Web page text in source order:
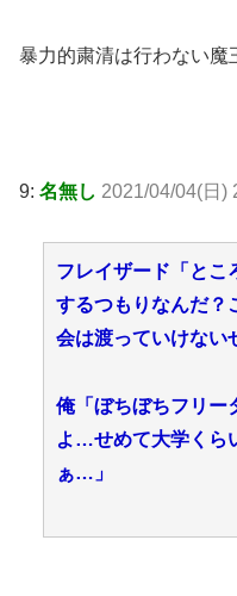
暴力的粛清は行わない魔
9: 名無し 2021/04/04(日)
フレイザード「とこ
するつもりなんだ？
会は渡っていけない
俺「ぼちぼちフリー
よ…せめて大学くら
ぁ…」